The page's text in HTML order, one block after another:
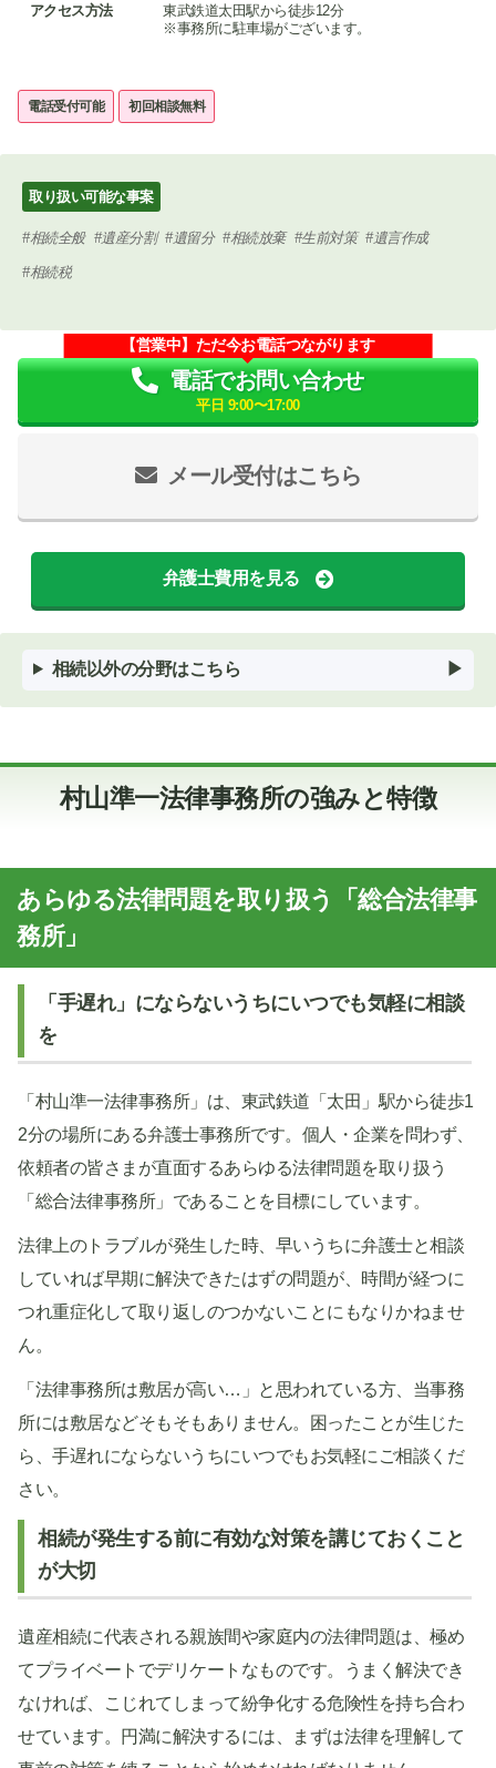
アクセス方法
東武鉄道太田駅から徒歩12分
※事務所に駐車場がございます。
電話受付可能 初回相談無料
取り扱い可能な事案
相続全般 遺産分割 遺留分 相続放棄 生前対策 遺言作成
相続税
メール受付はこちら
【営業中】ただ今お電話つながります
電話でお問い合わせ
平日 9:00〜17:00
弁護士費用を見る
相続以外の分野はこちら
村山準一法律事務所の強みと特徴
あらゆる法律問題を取り扱う「総合法律事
務所」
「手遅れ」にならないうちにいつでも気軽に相談
を
「村山準一法律事務所」は、東武鉄道「太田」駅から徒歩1
2分の場所にある弁護士事務所です。個人・企業を問わず、
依頼者の皆さまが直面するあらゆる法律問題を取り扱う
「総合法律事務所」であることを目標にしています。
法律上のトラブルが発生した時、早いうちに弁護士と相談
していれば早期に解決できたはずの問題が、時間が経つに
つれ重症化して取り返しのつかないことにもなりかねませ
ん。
「法律事務所は敷居が高い…」と思われている方、当事務
所には敷居などそもそもありません。困ったことが生じた
ら、手遅れにならないうちにいつでもお気軽にご相談くだ
さい。
相続が発生する前に有効な対策を講じておくこと
が大切
遺産相続に代表される親族間や家庭内の法律問題は、極め
てプライベートでデリケートなものです。うまく解決でき
なければ、こじれてしまって紛争化する危険性を持ち合わ
せています。円満に解決するには、まずは法律を理解して